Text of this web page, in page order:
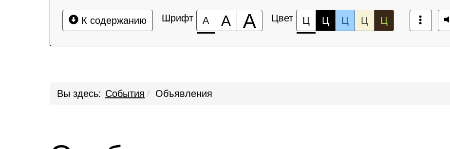
К содержанию Шрифт А А А Цвет Ц Ц Ц Ц Ц
Вы здесь: События Объявления